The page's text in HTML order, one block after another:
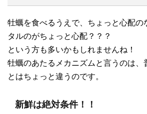
牡蠣を食べるうえで、ちょっと心配の
タルのがちょっと心配？？？
という方も多いかもしれませんね！
牡蠣のあたるメカニズムと言うのは、
とはちょっと違うのです。
新鮮は絶対条件！！